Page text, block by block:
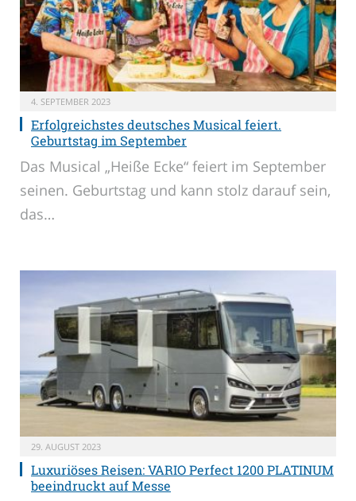
4. SEPTEMBER 2023
Erfolgreichstes deutsches Musical feiert.
Geburtstag im September
Das Musical „Heiße Ecke“ feiert im September
seinen. Geburtstag und kann stolz darauf sein,
das…
29. AUGUST 2023
Luxuriöses Reisen: VARIO Perfect 1200 PLATINUM
beeindruckt auf Messe